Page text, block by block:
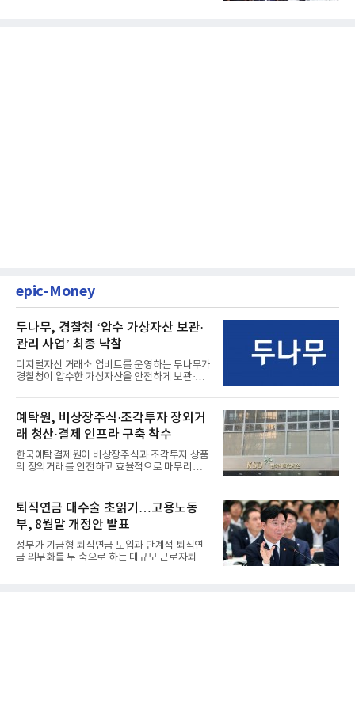
epic-Money
두나무, 경찰청 ‘압수 가상자산 보관·
관리 사업’ 최종 낙찰
디지털자산 거래소 업비트를 운영하는 두나무가
경찰청이 압수한 가상자산을 안전하게 보관·관
예탁원, 비상장주식·조각투자 장외거
래 청산·결제 인프라 구축 착수
한국예탁결제원이 비상장주식과 조각투자 상품
의 장외거래를 안전하고 효율적으로 마무리하기
퇴직연금 대수술 초읽기…고용노동
부, 8월말 개정안 발표
정부가 기금형 퇴직연금 도입과 단계적 퇴직연
금 의무화를 두 축으로 하는 대규모 근로자퇴직